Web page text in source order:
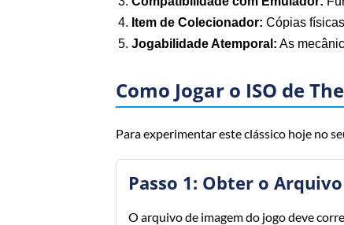
Item de Colecionador: Cópias
Jogabilidade Atemporal: As
Como Jogar o ISO de
Para experimentar este clássico hoje no
Passo 1: Obter o Arquivo
O arquivo de imagem do jogo deve